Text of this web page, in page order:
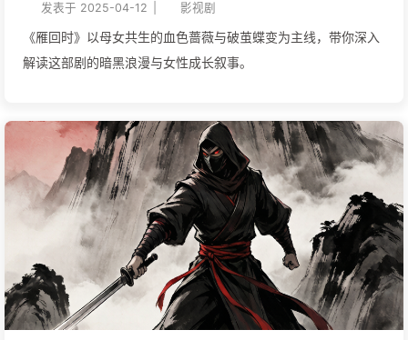
发表于 2025-04-12 影视剧
《雁回时》以母女共生的血色蔷薇与破茧蝶变为主线，带你深入
解读这部剧的暗黑浪漫与女性成长叙事。